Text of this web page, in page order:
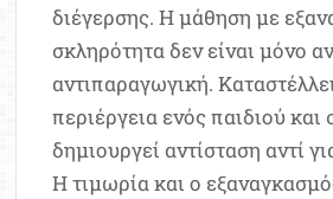
διέγερσης. Η μάθηση με
σκληρότητα δεν είναι μόνο
αντιπαραγωγική.
περιέργεια ενός παιδιού και
δημιουργεί αντίσταση αντί
Η τιμωρία και ο